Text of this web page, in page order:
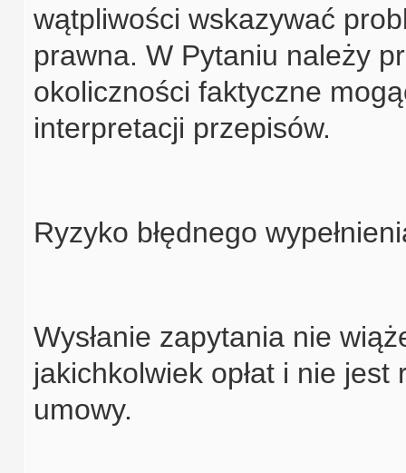
wątpliwości wskazywać
prawna. W Pytaniu należy
okoliczności faktyczne
interpretacji przepisów.
Ryzyko błędnego
Wysłanie zapytania nie
jakichkolwiek opłat i nie
umowy.